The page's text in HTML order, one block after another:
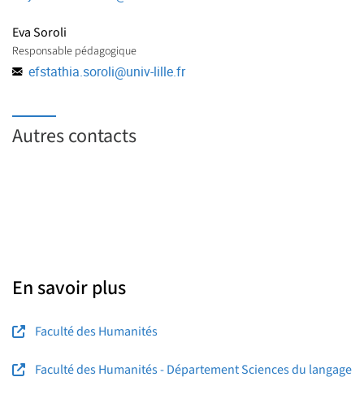
Eva Soroli
Responsable pédagogique
efstathia.soroli@univ-lille.fr
Autres contacts
En savoir plus
Faculté des Humanités
Faculté des Humanités - Département Sciences du langage